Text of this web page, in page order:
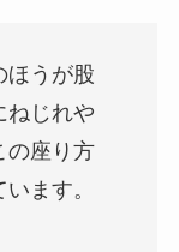
ほうが股
ねじれや
の座り方
ます。